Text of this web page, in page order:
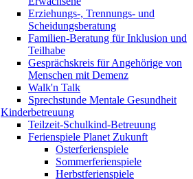
Erziehungs-, Trennungs- und
Scheidungsberatung
Familien-Beratung für Inklusion und
Teilhabe
Gesprächskreis für Angehörige von
Menschen mit Demenz
Walk'n Talk
Sprechstunde Mentale Gesundheit
Kinderbetreuung
Teilzeit-Schulkind-Betreuung
Ferienspiele Planet Zukunft
Osterferienspiele
Sommerferienspiele
Herbstferienspiele